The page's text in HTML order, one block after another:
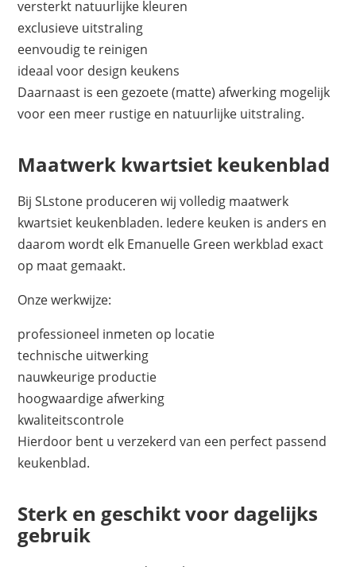
versterkt natuurlijke kleuren
exclusieve uitstraling
eenvoudig te reinigen
ideaal voor design keukens
Daarnaast is een gezoete (matte) afwerking mogelijk
voor een meer rustige en natuurlijke uitstraling.
Maatwerk kwartsiet keukenblad
Bij SLstone produceren wij volledig maatwerk
kwartsiet keukenbladen. Iedere keuken is anders en
daarom wordt elk Emanuelle Green werkblad exact
op maat gemaakt.
Onze werkwijze:
professioneel inmeten op locatie
technische uitwerking
nauwkeurige productie
hoogwaardige afwerking
kwaliteitscontrole
Hierdoor bent u verzekerd van een perfect passend
keukenblad.
Sterk en geschikt voor dagelijks
gebruik